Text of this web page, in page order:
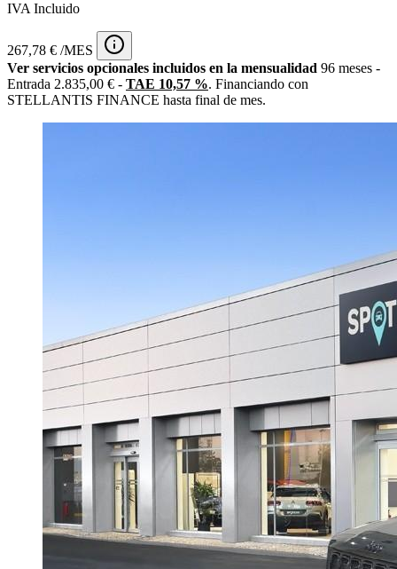
IVA Incluido
267,78 € /MES
Ver servicios opcionales incluidos en la mensualidad 96 meses -
Entrada 2.835,00 € - TAE 10,57 %. Financiando con
STELLANTIS FINANCE hasta final de mes.